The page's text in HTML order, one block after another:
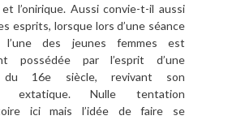
et l’onirique. Aussi convie-t-il aussi
esprits, lorsque lors d’une séance
l’une des jeunes femmes est
possédée par l’esprit d’une
du 16e siècle, revivant son
extatique. Nulle tentation
ici mais l’idée de faire se